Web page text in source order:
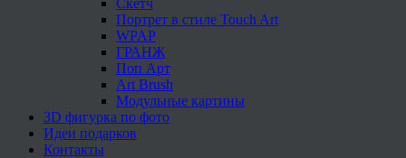
Портрет в стиле Touch Art
WPAP
ГРАНЖ
Поп Арт
Art Brush
Модульные картины
3D фигурка по фото
Идеи подарков
Контакты